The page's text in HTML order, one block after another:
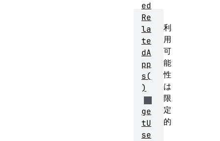
利
用
可
能
性
は
限
定
的
ed
Re
la
te
dA
pp
s(
)
ge
tU
se